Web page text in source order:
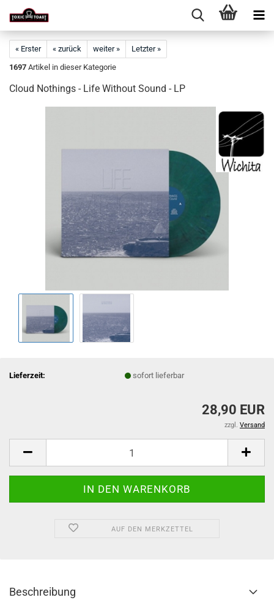
« Erster « zurück weiter »
Letzter »
1697 Artikel in dieser Kategorie
Cloud Nothings - Life Without Sound - LP
Lieferzeit: sofort lieferbar
28,90 EUR
zzgl. Versand
AUF DEN MERKZETTEL
Beschreibung